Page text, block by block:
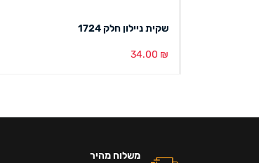
שקית ניילון חלק 1724
34.00 ₪
משלוח מהיר